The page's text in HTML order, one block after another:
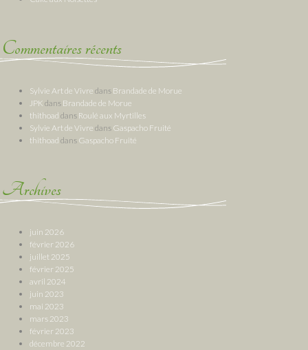
Commentaires récents
Sylvie Art de Vivre dans Brandade de Morue
JPK dans Brandade de Morue
thithoad dans Roulé aux Myrtilles
Sylvie Art de Vivre dans Gaspacho Fruité
thithoad dans Gaspacho Fruité
Archives
juin 2026
février 2026
juillet 2025
février 2025
avril 2024
juin 2023
mai 2023
mars 2023
février 2023
décembre 2022